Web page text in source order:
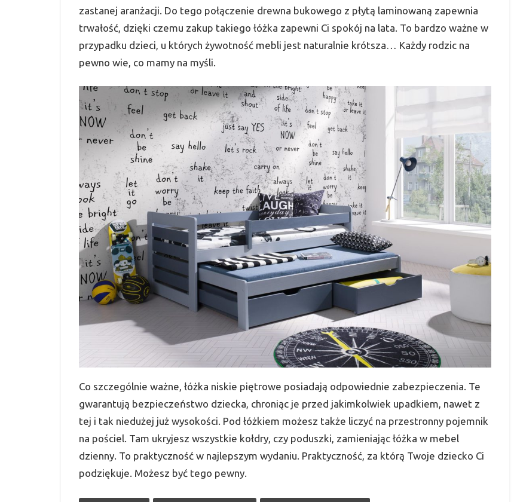
zastanej aranżacji. Do tego połączenie drewna bukowego z płytą laminowaną zapewnia
trwałość, dzięki czemu zakup takiego łóżka zapewni Ci spokój na lata. To bardzo ważne w
przypadku dzieci, u których żywotność mebli jest naturalnie krótsza… Każdy rodzic na
pewno wie, co mamy na myśli.
Co szczególnie ważne, łóżka niskie piętrowe posiadają odpowiednie zabezpieczenia. Te
gwarantują bezpieczeństwo dziecka, chroniąc je przed jakimkolwiek upadkiem, nawet z
tej i tak niedużej już wysokości. Pod łóżkiem możesz także liczyć na przestronny pojemnik
na pościel. Tam ukryjesz wszystkie kołdry, czy poduszki, zamieniając łóżka w mebel
dzienny. To praktyczność w najlepszym wydaniu. Praktyczność, za którą Twoje dziecko Ci
podziękuje. Możesz być tego pewny.